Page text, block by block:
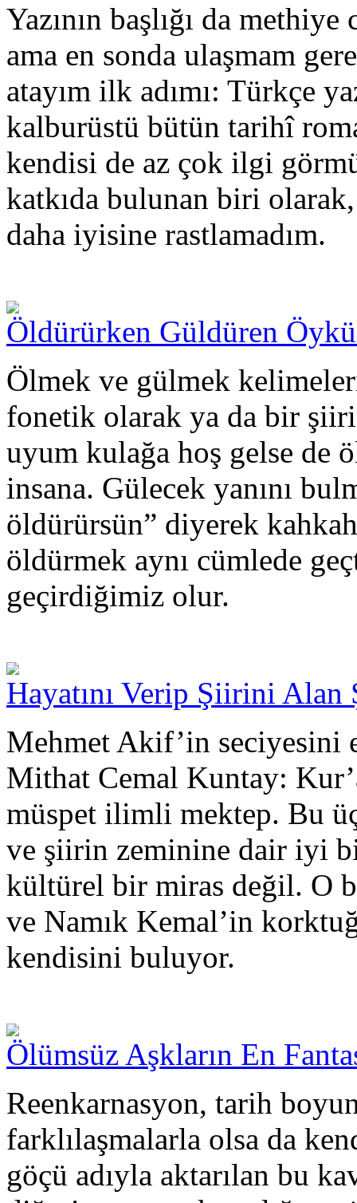
Yazının başlığı da
ama en sonda ulaşmam
atayım ilk adımı: Türkçe
kalburüstü bütün tarihî
kendisi de az çok ilgi
katkıda bulunan biri
daha iyisine rastlamadım.
Öldürürken Güldüren
Ölmek ve gülmek
fonetik olarak ya da bir
uyum kulağa hoş gelse de
insana. Gülecek yanını
öldürürsün” diyerek
öldürmek aynı cümlede
geçirdiğimiz olur.
Hayatını Verip Şiirini
Mehmet Akif’in seciyesini
Mithat Cemal Kuntay:
müspet ilimli mektep. Bu
ve şiirin zeminine dair iyi
kültürel bir miras değil. O
ve Namık Kemal’in
kendisini buluyor.
Ölümsüz Aşkların En
Reenkarnasyon, tarih
farklılaşmalarla olsa da
göçü adıyla aktarılan bu